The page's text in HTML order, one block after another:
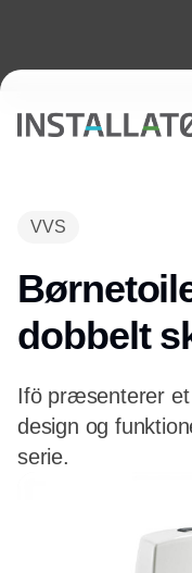
VVS
dobbelt
Ifö præsenterer
design og
serie.